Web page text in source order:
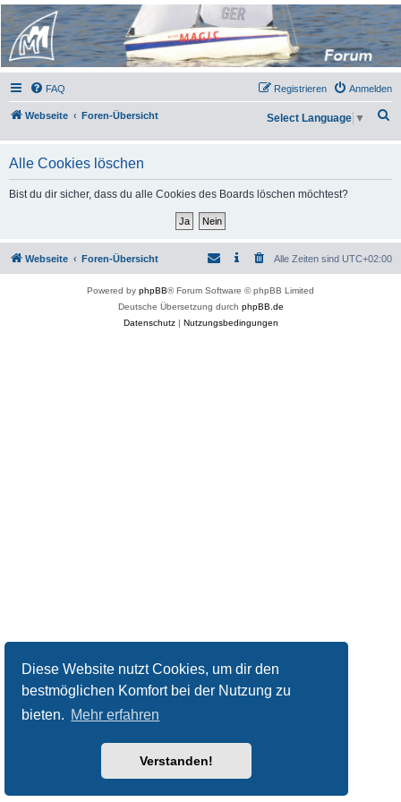
Diese Website nutzt Cookies, um dir den
bestmöglichen Komfort bei der Nutzung zu
bieten. Mehr erfahren
Verstanden!
Micro Magic Forum
Deutschland
FAQ Anmelden
Registrieren
Webseite Foren-Übersicht
h
Select Language ▼
Alle Cookies löschen
Bist du dir sicher, dass du alle Cookies des Boards löschen möchtest?
Webseite Foren-Übersicht Alle Zeiten sind UTC+02:00
Powered by phpBB® Forum Software © phpBB Limited
Deutsche Übersetzung durch phpBB.de
Datenschutz| Nutzungsbedingungen